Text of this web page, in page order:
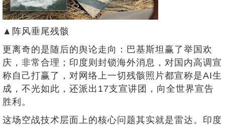
▲阵风垂尾残骸
更离奇的是随后的舆论走向：巴基斯坦赢了举国欢
庆，非常合理；印度则封锁海外消息，对国内高调宣
称自己打赢了，对网络上一切残骸照片都宣称是AI生
成，不光如此，还派出17支宣讲团，向全世界宣告
胜利。
这场空战技术层面上的核心问题其实就是雷达。印度